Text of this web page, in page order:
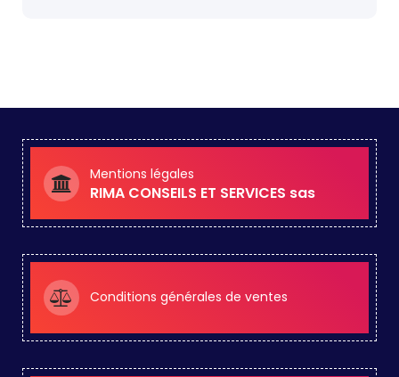
Mentions légales
RIMA CONSEILS ET SERVICES sas
Conditions générales de ventes